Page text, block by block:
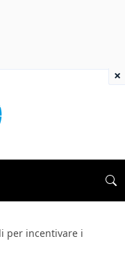
per incentivare i
×